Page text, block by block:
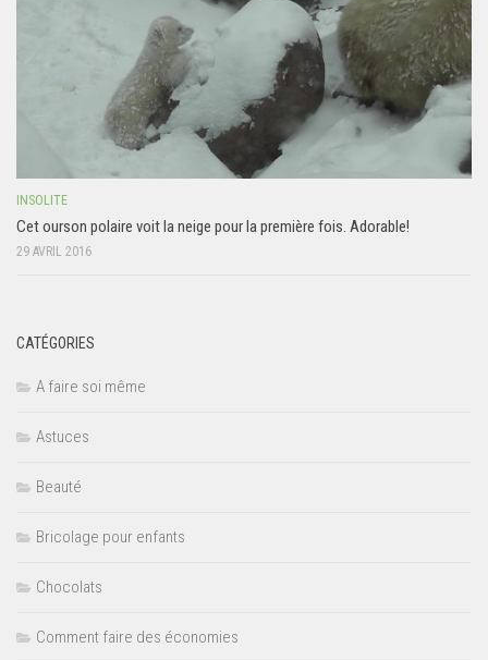
INSOLITE
Cet ourson polaire voit la neige pour la première fois. Adorable!
29 AVRIL 2016
CATÉGORIES
A faire soi même
Astuces
Beauté
Bricolage pour enfants
Chocolats
Comment faire des économies